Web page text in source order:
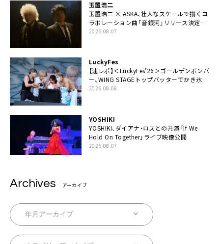
玉置浩二
玉置浩二 × ASKA、壮大なスケールで描くコ
ラボレーション曲「音銀河」リリース決定。
カップリングには新曲「命の宿り」収録も
2026.08.07
LuckyFes
【速レポ】＜LuckyFes’26＞ゴールデンボンバ
ー、WING STAGEトップバッターでかき氷爆
食いや瓦割り「みなさん完璧です！」
2026.08.08
YOSHIKI
YOSHIKI、ダイアナ・ロスとの共演「If We
Hold On Together」ライブ映像公開
2026.08.07
Archives アーカイブ